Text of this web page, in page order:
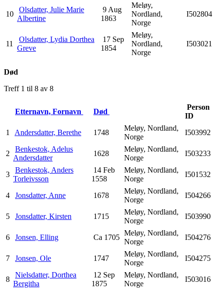
10
Olsdatter, Julie Marie
Albertine
9 Aug
1863
Meløy,
Nordland,
Norge
I502804
11
Olsdatter, Lydia Dorthea
Greve
17 Sep
1854
Meløy,
Nordland,
Norge
I503021
Død
Treff 1 til 8 av 8
Etternavn, Fornavn Død
Person
ID
1
Andersdatter, Berethe 1748
Meløy, Nordland,
Norge
I503992
2
Benkestok, Adelus
Andersdatter
1628
Meløy, Nordland,
Norge
I503233
3
Benkestok, Anders
Torleivsson
14 Feb
1558
Meløy, Nordland,
Norge
I501532
4 Jonsdatter, Anne 1678
Meløy, Nordland,
Norge
I504266
5 Jonsdatter, Kirsten 1715
Meløy, Nordland,
Norge
I503990
6 Jonsen, Elling Ca 1705
Meløy, Nordland,
Norge
I504276
7 Jonsen, Ole 1747
Meløy, Nordland,
Norge
I504275
8
Nielsdatter, Dorthea
Bergitha
12 Sep
1875
Meløy, Nordland,
Norge
I503016